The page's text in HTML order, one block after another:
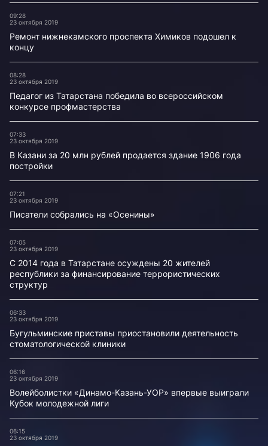
09:28
23 октября 2019
Ремонт нижнекамского проспекта Химиков подошел к
концу
08:28
23 октября 2019
Педагог из Татарстана победила во всероссийском
конкурсе профмастерства
07:33
23 октября 2019
В Казани за 20 млн рублей продается здание 1906 года
постройки
07:21
23 октября 2019
Писатели собрались на «Осенины»
07:05
23 октября 2019
С 2014 года в Татарстане осуждены 20 жителей
республики за финансирование террористических
структур
06:33
23 октября 2019
Бугульминские приставы приостановили деятельность
стоматологической клиники
06:16
23 октября 2019
Волейболистки «Динамо-Казань-УОР» впервые выиграли
Кубок молодежной лиги
06:15
23 октября 2019